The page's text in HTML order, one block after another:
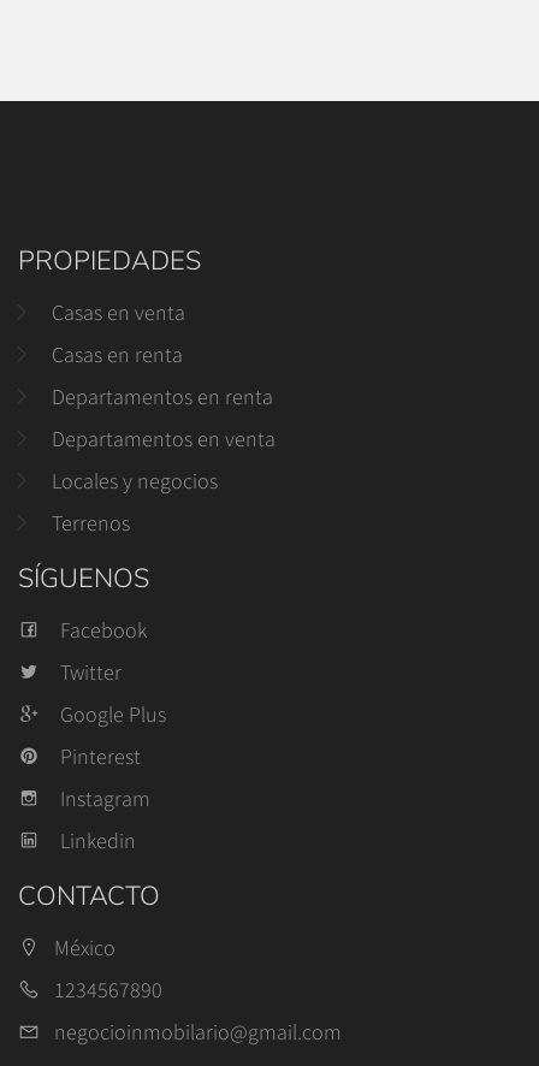
PROPIEDADES
Casas en venta
Casas en renta
Departamentos en renta
Departamentos en venta
Locales y negocios
Terrenos
SÍGUENOS
Facebook
Twitter
Google Plus
Pinterest
Instagram
Linkedin
CONTACTO
México
1234567890
negocioinmobilario@gmail.com